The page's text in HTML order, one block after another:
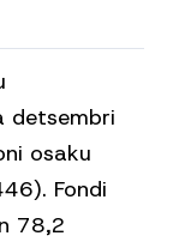
detsembri
osaku
Fondi
78,2